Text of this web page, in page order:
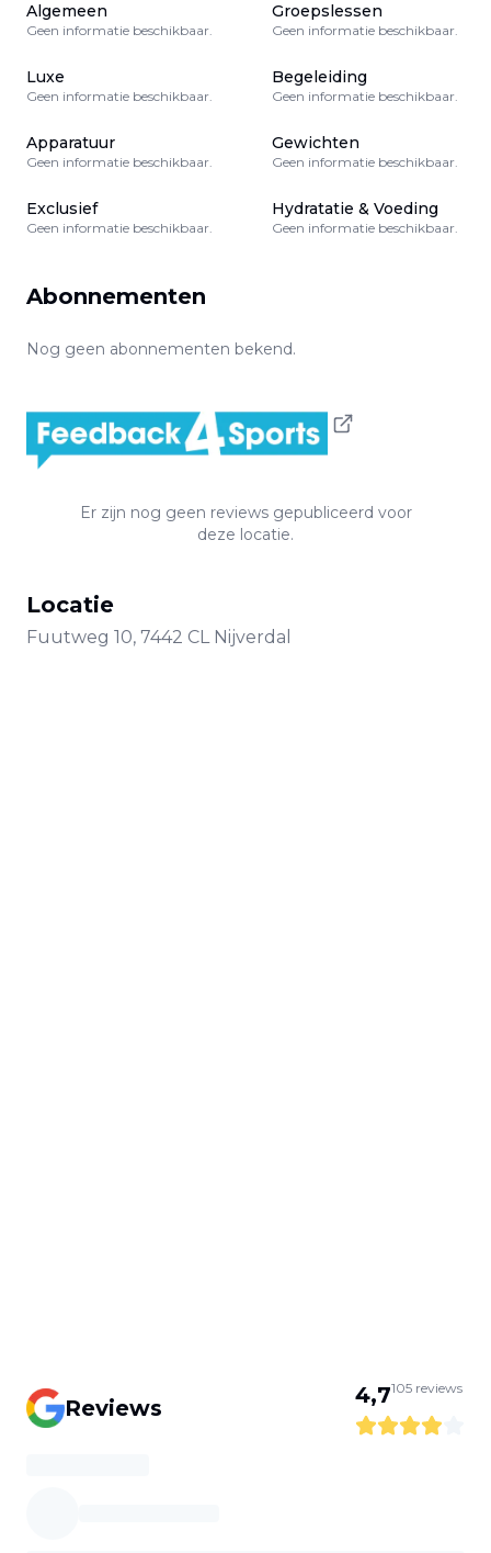
Algemeen
Geen informatie beschikbaar.
Groepslessen
Geen informatie beschikbaar.
Luxe
Geen informatie beschikbaar.
Begeleiding
Geen informatie beschikbaar.
Apparatuur
Geen informatie beschikbaar.
Gewichten
Geen informatie beschikbaar.
Exclusief
Geen informatie beschikbaar.
Hydratatie & Voeding
Geen informatie beschikbaar.
Abonnementen
Nog geen abonnementen bekend.
Er zijn nog geen reviews gepubliceerd voor
deze locatie.
Locatie
Fuutweg 10, 7442 CL Nijverdal
Reviews 4,7105 reviews